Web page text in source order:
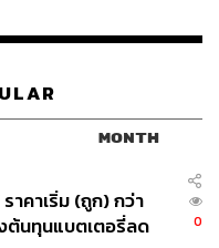
MONTH
าคาเริ่ม (ถูก) กว่า
ต้นทุนแบตเตอรี่ลด
0